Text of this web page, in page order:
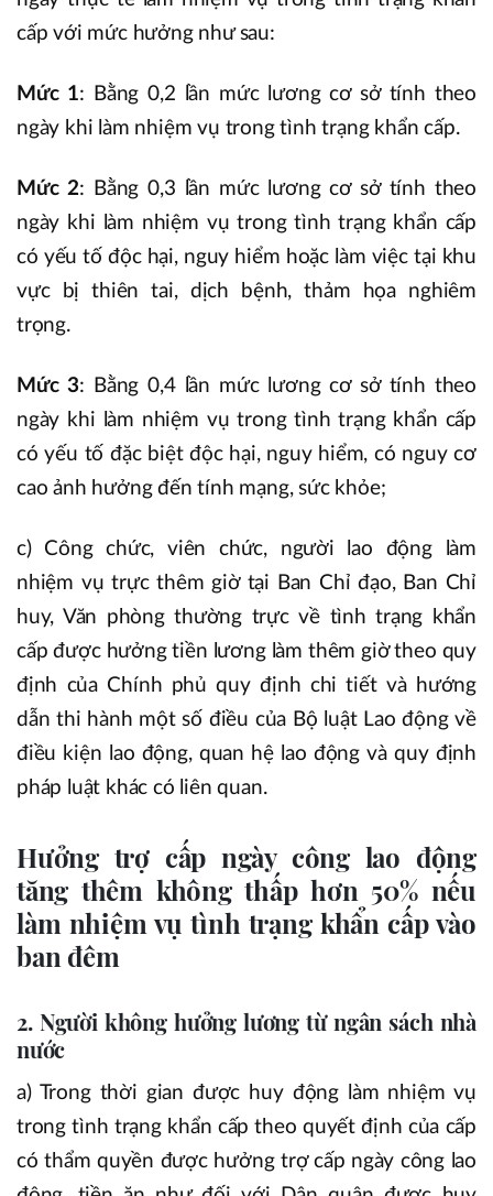
cấp với mức hưởng như sau:
Mức 1: Bằng 0,2 lần mức lương cơ sở tính theo
ngày khi làm nhiệm vụ trong tình trạng khẩn cấp.
Mức 2: Bằng 0,3 lần mức lương cơ sở tính theo
ngày khi làm nhiệm vụ trong tình trạng khẩn cấp
có yếu tố độc hại, nguy hiểm hoặc làm việc tại khu
vực bị thiên tai, dịch bệnh, thảm họa nghiêm
trọng.
Mức 3: Bằng 0,4 lần mức lương cơ sở tính theo
ngày khi làm nhiệm vụ trong tình trạng khẩn cấp
có yếu tố đặc biệt độc hại, nguy hiểm, có nguy cơ
cao ảnh hưởng đến tính mạng, sức khỏe;
c) Công chức, viên chức, người lao động làm
nhiệm vụ trực thêm giờ tại Ban Chỉ đạo, Ban Chỉ
huy, Văn phòng thường trực về tình trạng khẩn
cấp được hưởng tiền lương làm thêm giờ theo quy
định của Chính phủ quy định chi tiết và hướng
dẫn thi hành một số điều của Bộ luật Lao động về
điều kiện lao động, quan hệ lao động và quy định
pháp luật khác có liên quan.
Hưởng trợ cấp ngày công lao động
tăng thêm không thấp hơn 50% nếu
làm nhiệm vụ tình trạng khẩn cấp vào
ban đêm
2. Người không hưởng lương từ ngân sách nhà
nước
a) Trong thời gian được huy động làm nhiệm vụ
trong tình trạng khẩn cấp theo quyết định của cấp
có thẩm quyền được hưởng trợ cấp ngày công lao